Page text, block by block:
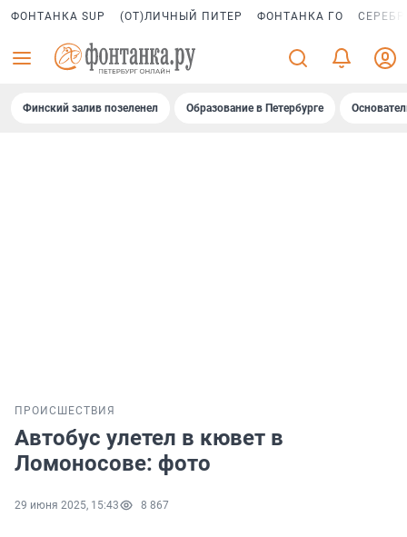
ФОНТАНКА SUP (ОТ)ЛИЧНЫЙ ПИТЕР ФОНТАНКА ГО
Финский залив позеленел Образование в Петербурге
ПРОИСШЕСТВИЯ
Автобус улетел в кювет в
Ломоносове: фото
29 июня 2025, 15:43 8 867